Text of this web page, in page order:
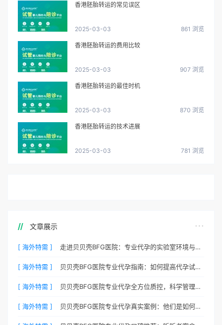
香港胚胎转运的常见误区
2025-03-03 861 浏览
香港胚胎转运的费用比较
2025-03-03 907 浏览
香港胚胎转运的最佳时机
2025-03-03 870 浏览
香港胚胎转运的技术进展
2025-03-03 781 浏览
文章展示
[ 海外特需 ] 走进贝贝壳BFG医院：专业代孕的实验室环境与操作流程
[ 海外特需 ] 贝贝壳BFG医院专业代孕指南：如何提高代孕试管的成功率？
[ 海外特需 ] 贝贝壳BFG医院专业代孕全方位质控，科学管理生育每一步
[ 海外特需 ] 贝贝壳BFG医院专业代孕真实案例：他们是如何在这里圆梦的